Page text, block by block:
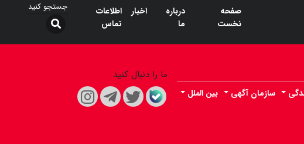
صفحه
نخست
درباره
ما
اخبار
اطلاعات
تماس
سازمان آگهی
بین الملل
ما را دنبال کنید